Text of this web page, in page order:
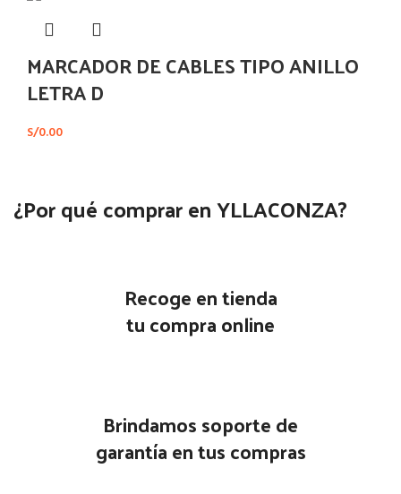
MARCADOR DE CABLES TIPO ANILLO
LETRA D
S/0.00
¿Por qué comprar en YLLACONZA?
Recoge en tienda
tu compra online
Brindamos soporte de
garantía en tus compras